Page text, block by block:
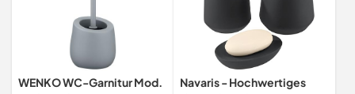
WENKO WC-Garnitur Mod.
Navaris - Hochwertiges